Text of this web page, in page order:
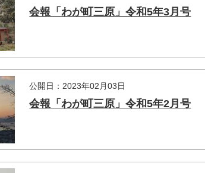
会報「わが町三原」令和5年3月号
公開日：2023年02月03日
会報「わが町三原」令和5年2月号